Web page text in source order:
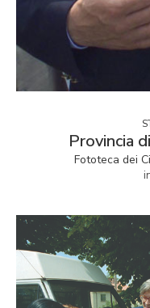
Provincia
Fototeca dei